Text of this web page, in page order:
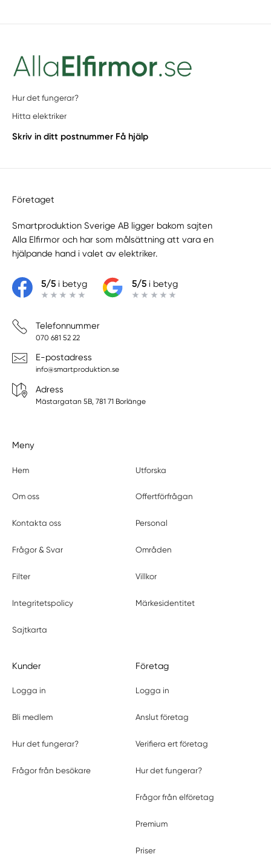
Hur det fungerar?
Hitta elektriker
Skriv in ditt postnummer Få hjälp
Företaget
Smartproduktion Sverige AB ligger bakom sajten
Alla Elfirmor och har som målsättning att vara en
hjälpande hand i valet av elektriker.
5/5i betyg 5/5i betyg
Telefonnummer
070 681 52 22
E-postadress
info@smartproduktion.se
Adress
Mästargatan 5B, 781 71 Borlänge
Meny
Hem Utforska
Om oss Offertförfrågan
Kontakta oss Personal
Frågor & Svar Områden
Filter Villkor
Integritetspolicy Märkesidentitet
Sajtkarta
Kunder
Logga in
Bli medlem
Hur det fungerar?
Frågor från besökare
Företag
Logga in
Anslut företag
Verifiera ert företag
Hur det fungerar?
Frågor från elföretag
Premium
Priser